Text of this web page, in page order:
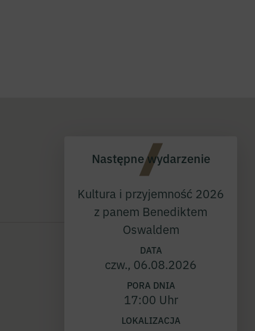
Następne wydarzenie
Kultura i przyjemność 2026
z panem Benediktem
Oswaldem
DATA
czw., 06.08.2026
PORA DNIA
17:00 Uhr
LOKALIZACJA